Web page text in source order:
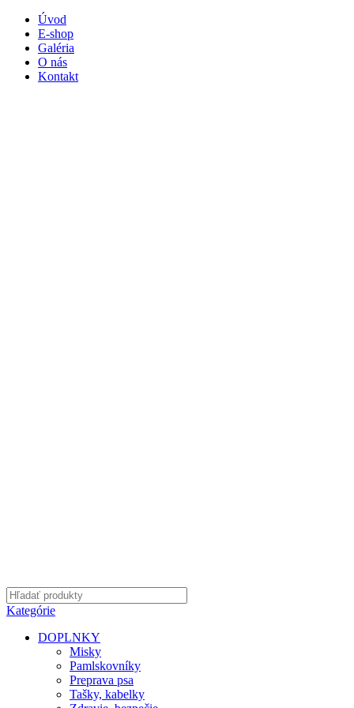
Úvod
E-shop
Galéria
O nás
Kontakt
Kategórie
DOPLNKY
Misky
Pamlskovníky
Preprava psa
Tašky, kabelky